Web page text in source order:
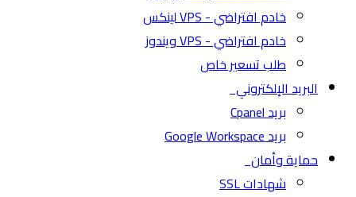
خادم افتراضي - VPS لينكس
خادم افتراضي - VPS ويندوز
طلب تسعير خاص
البريد الإلكتروني
بريد Cpanel
بريد Google Workspace
حماية وأمان
شهادات SSL